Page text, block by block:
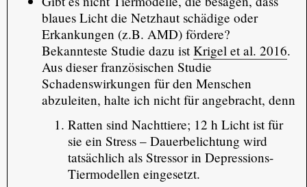
blaues Licht die Netzhaut schädige oder
Erkankungen (z.B. AMD) fördere?
Bekannteste Studie dazu istKrigel et al. 2016.
Aus dieser französischen Studie
Schadenswirkungen für den Menschen
abzuleiten, halte ich nicht für angebracht, denn
Ratten sind Nachttiere; 12 h Licht ist für
sie ein Stress – Dauerbelichtung wird
tatsächlich als Stressor in Depressions-
Tiermodellen eingesetzt.